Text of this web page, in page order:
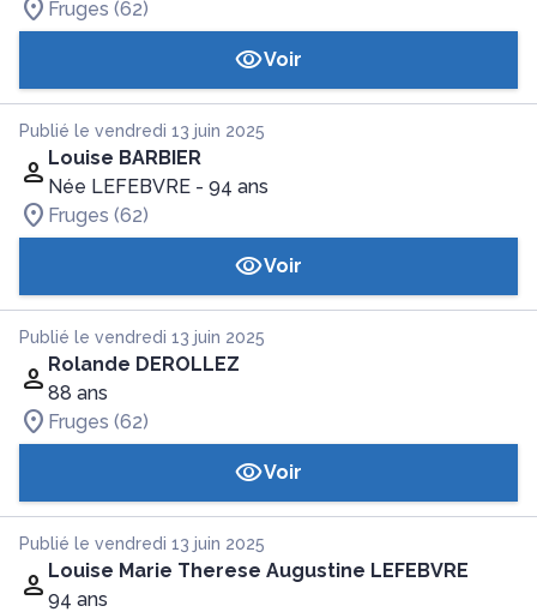
Fruges (62)
Voir
Publié le vendredi 13 juin 2025
Louise BARBIER
Née LEFEBVRE - 94 ans
Fruges (62)
Voir
Publié le vendredi 13 juin 2025
Rolande DEROLLEZ
88 ans
Fruges (62)
Voir
Publié le vendredi 13 juin 2025
Louise Marie Therese Augustine LEFEBVRE
94 ans